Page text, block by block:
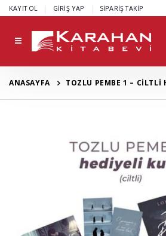
KAYIT OL GİRİŞ YAP SİPARİŞ TAKİP
ANASAYFA TOZLU PEMBE 1 – CİLTLİ